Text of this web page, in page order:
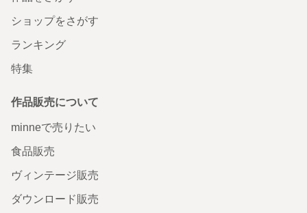
ショップをさがす
ランキング
特集
作品販売について
minneで売りたい
食品販売
ヴィンテージ販売
ダウンロード販売